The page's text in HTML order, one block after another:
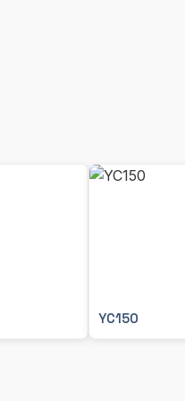
YC150